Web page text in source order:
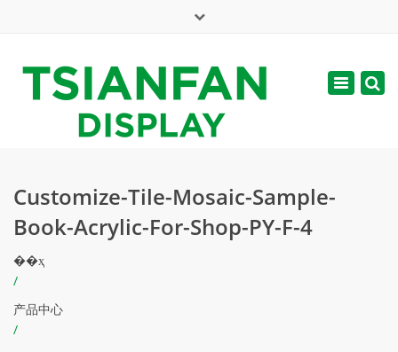
周一 - 周六: 7:00 - 17:00
Toggle
Customize-Tile-Mosaic-Sample-
Book-Acrylic-For-Shop-PY-F-4
��ҳ
/
产品中心
/